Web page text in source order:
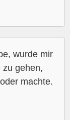
wurde mir
zu gehen,
machte.